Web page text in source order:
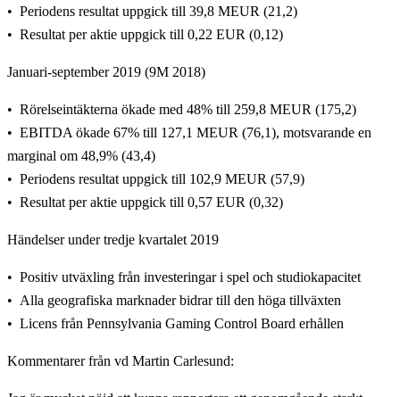
Periodens resultat uppgick till 39,8 MEUR (21,2)
Resultat per aktie uppgick till 0,22 EUR (0,12)
Januari-september 2019 (9M 2018)
Rörelseintäkterna ökade med 48% till 259,8 MEUR (175,2)
EBITDA ökade 67% till 127,1 MEUR (76,1), motsvarande en
marginal om 48,9% (43,4)
Periodens resultat uppgick till 102,9 MEUR (57,9)
Resultat per aktie uppgick till 0,57 EUR (0,32)
Händelser under tredje kvartalet 2019
Positiv utväxling från investeringar i spel och studiokapacitet
Alla geografiska marknader bidrar till den höga tillväxten
Licens från Pennsylvania Gaming Control Board erhållen
Kommentarer från vd Martin Carlesund: